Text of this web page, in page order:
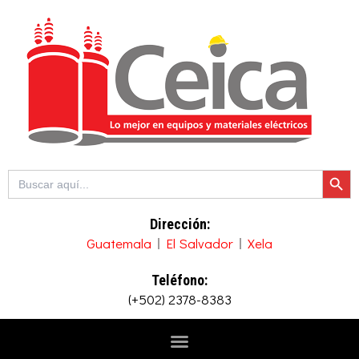
contenido
Buscar: Botón de
Dirección:
Guatemala El Salvador Xela
Teléfono:
(+502) 2378-8383